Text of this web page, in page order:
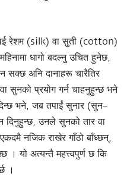
रेशम (silk) वा सुती (cotton)
धागो बदल्नु उचित हुनेछ,
सक्छ अनि दानाहरू चारैतिर
सुनको प्रयोग गर्न चाहनुहुन्छ भने
भने, जब तपाईं सुनार (सुन–
दिनुहुन्छ, उनले सुनको तार वा
नजिक राखेर गाँठो बाँध्छन्,
। यो अत्यन्तै महत्त्वपुर्ण छ कि
।